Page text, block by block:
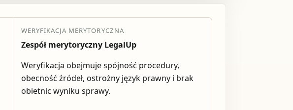
WERYFIKACJA MERYTORYCZNA
Zespół merytoryczny LegalUp
Weryfikacja obejmuje spójność procedury,
obecność źródeł, ostrożny język prawny i brak
obietnic wyniku sprawy.